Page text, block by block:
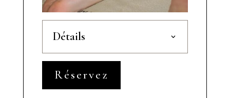
Détails
Réservez